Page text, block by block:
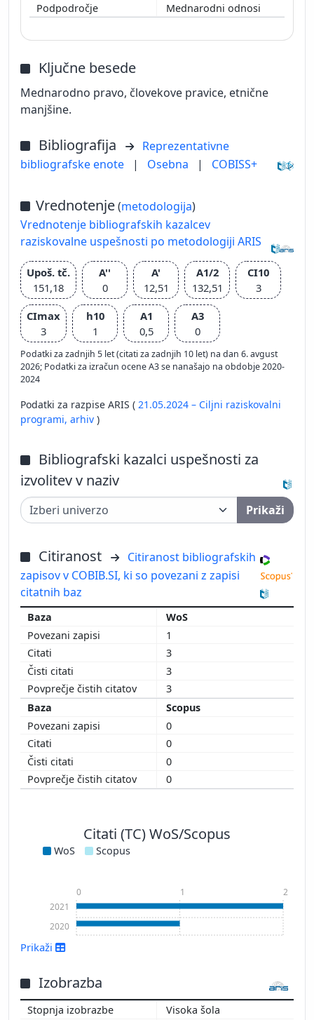
Mednarodni odnosi
Ključne besede
Mednarodno pravo, človekove pravice, etnične
manjšine.
Bibliografija
Reprezentativne
bibliografske enote
| Osebna | COBISS+
Vrednotenje(metodologija)
Vrednotenje bibliografskih kazalcev
raziskovalne uspešnosti po metodologiji ARIS
Upoš. tč.
151,18
A''
0
A'
12,51
A1/2
132,51
CI10
3
CImax
3
h10
1
A1
0,5
A3
0
Podatki za zadnjih 5 let (citati za zadnjih 10 let) na dan 6. avgust
2026; Podatki za izračun ocene A3 se nanašajo na obdobje 2020-
2024
Podatki za razpise ARIS ( 21.05.2024 – Ciljni raziskovalni
programi, arhiv )
Bibliografski kazalci uspešnosti za
izvolitev v naziv
Prikaži
Citiranost
Citiranost bibliografskih
zapisov v COBIB.SI, ki so povezani z zapisi
citatnih baz
WoS
1
3
3
3
Scopus
0
0
0
0
Citati (TC) WoS/Scopus
WoS Scopus
2020
2021
0 1 2
Prikaži
Izobrazba
Visoka šola